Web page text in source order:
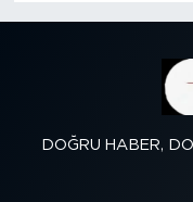
DOĞRU HABER,